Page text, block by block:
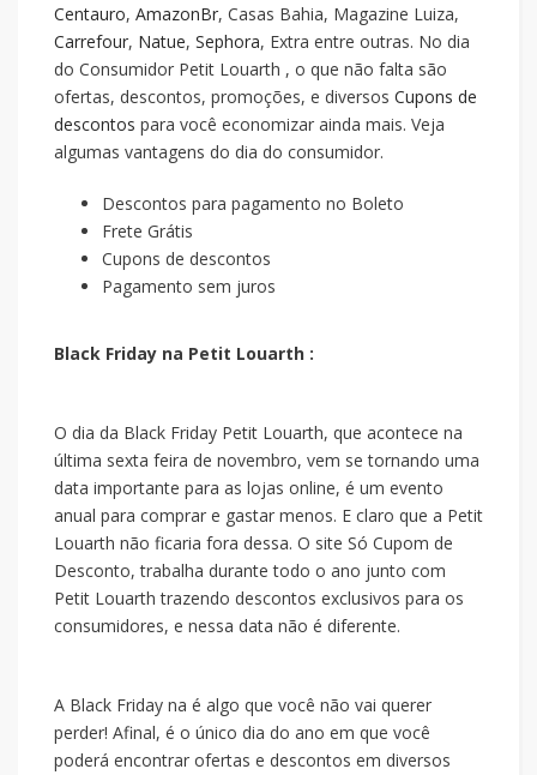
Centauro, AmazonBr, Casas Bahia, Magazine Luiza,
Carrefour, Natue, Sephora, Extra entre outras. No dia
do Consumidor Petit Louarth , o que não falta são
ofertas, descontos, promoções, e diversos Cupons de
descontos para você economizar ainda mais. Veja
algumas vantagens do dia do consumidor.
Descontos para pagamento no Boleto
Frete Grátis
Cupons de descontos
Pagamento sem juros
Black Friday na Petit Louarth :
O dia da Black Friday Petit Louarth, que acontece na
última sexta feira de novembro, vem se tornando uma
data importante para as lojas online, é um evento
anual para comprar e gastar menos. E claro que a Petit
Louarth não ficaria fora dessa. O site Só Cupom de
Desconto, trabalha durante todo o ano junto com
Petit Louarth trazendo descontos exclusivos para os
consumidores, e nessa data não é diferente.
A Black Friday na é algo que você não vai querer
perder! Afinal, é o único dia do ano em que você
poderá encontrar ofertas e descontos em diversos